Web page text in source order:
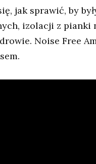
jak sprawić, by
izolacji z
Noise Free